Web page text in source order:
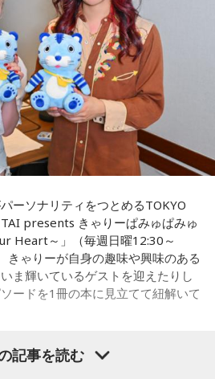
調査を行うようになりました。た
所を調べれば、お住まいになって
車の乗客は、たまたま乗り合わせ
を極めたんですね。
本の編集委員の皆さんは、新聞や
ときには、新聞に「尋ね人」の広
っていた人を探しました。まだ新
へと名乗り出ていらして、およそ8
が判明しました。
らもこの悲惨な銃撃を語り継いで
年には、地元のロータリークラブの
たのに、汗でびちゃびちゃになっ
」ってなっちゃうかもしれない。
グッズをいろいろ持って行ったほ
ンとか、タオルとか、持っていく
ゃうからね。
来てくれるみたいだけど、神宮も
2人で観に来てくれたのに、暑くて
っちゃった……」ってなっちゃうか
のタオルも持ってきて（笑）。
来てくれたらいいな……当たれ
てほしいもん。もしディズニーに
ときはまた教えてね！ 当たります
レミアム会員の登録でご利用いた
ーソナリティをつとめるTOKYO
presents きゃりーぱみゅぱみゅ
Heart～」（毎週日曜12:30～
きゃりーが自身の趣味や興味のある
ま輝いているゲストを迎えたりし
ードを1冊の本に見立てて紐解いて
は、「ハグレモノをツワモノに」
社yutori 代表取締役社長の片石貴
記事を読む